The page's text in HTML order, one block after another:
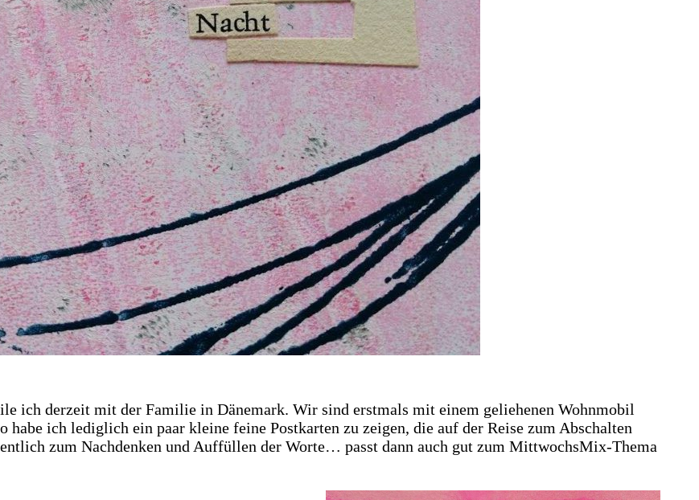
ich derzeit mit der Familie in Dänemark. Wir sind erstmals mit einem geliehenen Wohnmobil
habe ich lediglich ein paar kleine feine Postkarten zu zeigen, die auf der Reise zum Abschalten
zum Nachdenken und Auffüllen der Worte… passt dann auch gut zum MittwochsMix-Thema